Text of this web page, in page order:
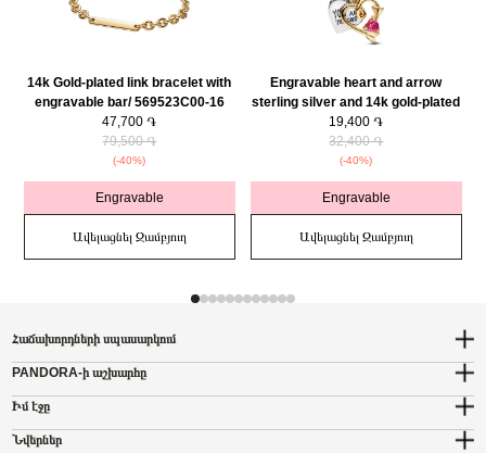
14k Gold-plated link bracelet with
engravable bar/ 569523C00-16
47,700 ֏
79,500 ֏
(-40%)
Engravable
Ավելացնել Զամբյուղ
Engravable heart and arrow
sterling silver and 14k gold-plated
double dangle with red cubic
zirconia/ 763622C01
19,400 ֏
32,400 ֏
(-40%)
Engravable
Ավելացնել Զամբյուղ
Հաճախորդների սպասարկում
PANDORA-ի աշխարհը
Իմ էջը
Նվերներ